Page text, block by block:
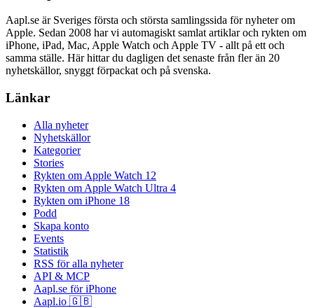
Aapl.se är Sveriges första och största samlingssida för nyheter om
Apple. Sedan 2008 har vi automagiskt samlat artiklar och rykten om
iPhone, iPad, Mac, Apple Watch och Apple TV - allt på ett och
samma ställe. Här hittar du dagligen det senaste från fler än 20
nyhetskällor, snyggt förpackat och på svenska.
Länkar
Alla nyheter
Nyhetskällor
Kategorier
Stories
Rykten om Apple Watch 12
Rykten om Apple Watch Ultra 4
Rykten om iPhone 18
Podd
Skapa konto
Events
Statistik
RSS för alla nyheter
API & MCP
Aapl.se för iPhone
Aapl.io 🇬🇧